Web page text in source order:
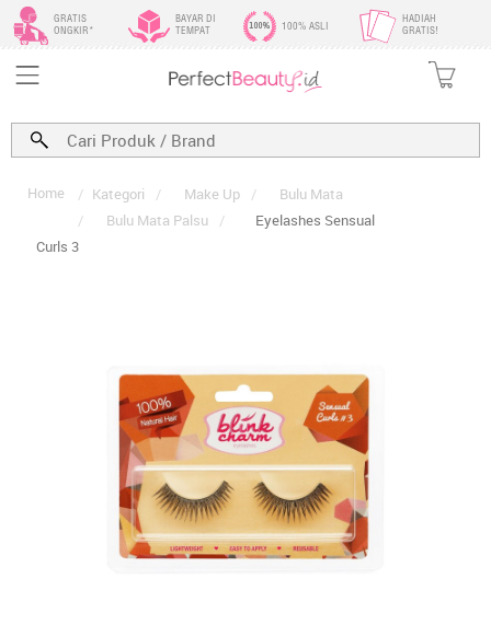
GRATIS
ONGKIR*
BAYAR DI
TEMPAT
100% ASLI
HADIAH
GRATIS!
Home / Kategori / Make Up /
Bulu Mata
/
Bulu Mata Palsu /
Eyelashes Sensual
Curls 3